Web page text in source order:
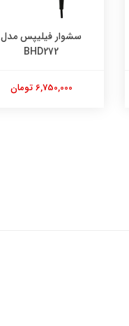
اتو بخار تفال مدل FV5718